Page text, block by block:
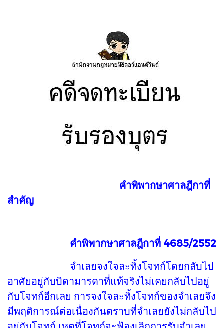
คำพิพากษาศาลฎีกาที่
สำคัญ
คำพิพากษาศาลฎีกาที่ 4685/2552
จำเลยจงใจละทิ้งโจทก์โดยกลับไป
อาศัยอยู่กับบิดามารดาที่แท้จริงไม่เคยกลับไปอยู่
กับโจทก์อีกเลย การจงใจละทิ้งโจทก์ของจำเลยจึง
มีพฤติการณ์ต่อเนื่องกันตราบที่จำเลยยังไม่กลับไป